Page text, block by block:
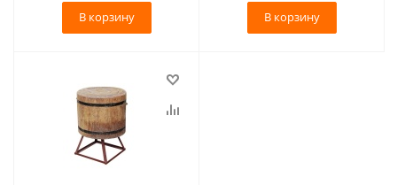
В корзину В корзину